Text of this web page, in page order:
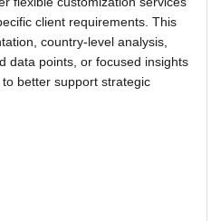
client requirements. This
country-level analysis,
data points, or focused insights
better support strategic